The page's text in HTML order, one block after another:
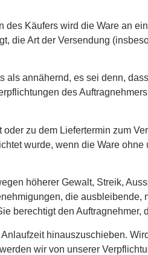
Käufers wird die Ware an
die Art der Versendung
als annähernd, es sei denn,
des
zu dem Liefertermin zum
wurde, wenn die Ware ohne
höherer Gewalt, Streik,
die ausbleibende,
berechtigt den Auftragnehmer,
hinauszuschieben.
wir von unserer